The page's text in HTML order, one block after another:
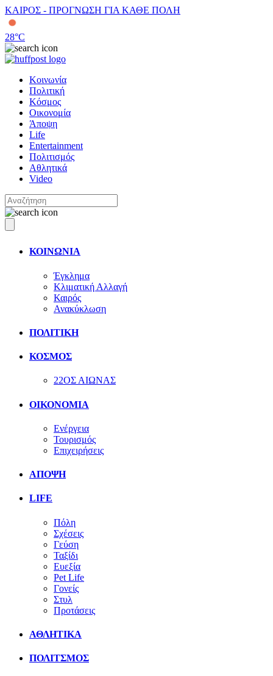
ΚΑΙΡΟΣ - ΠΡΟΓΝΩΣΗ ΓΙΑ ΚΑΘΕ ΠΟΛΗ
28°C
Κοινωνία
Πολιτική
Κόσμος
Οικονομία
Άποψη
Life
Entertainment
Πολιτισμός
Αθλητικά
Video
ΚΟΙΝΩΝΙΑ
Έγκλημα
Κλιματική Αλλαγή
Καιρός
Ανακύκλωση
ΠΟΛΙΤΙΚΗ
ΚΟΣΜΟΣ
22ΟΣ ΑΙΩΝΑΣ
ΟΙΚΟΝΟΜΙΑ
Ενέργεια
Τουρισμός
Επιχειρήσεις
ΑΠΟΨΗ
LIFE
Πόλη
Σχέσεις
Γεύση
Ταξίδι
Ευεξία
Pet Life
Γονείς
Στυλ
Προτάσεις
ΑΘΛΗΤΙΚΑ
ΠΟΛΙΤΣΜΟΣ